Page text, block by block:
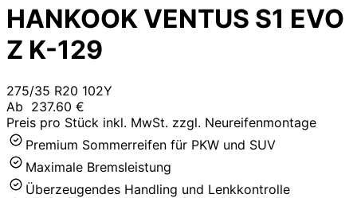
HANKOOK VENTUS S1 EVO
Z K-129
275/35 R20 102Y
Ab 237.60 €
Preis pro Stück inkl. MwSt. zzgl. Neureifenmontage
Premium Sommerreifen für PKW und SUV
Maximale Bremsleistung
Überzeugendes Handling und Lenkkontrolle